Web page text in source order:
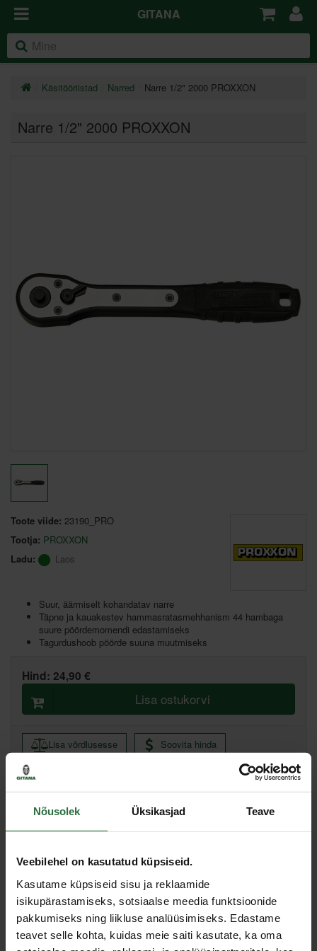
Nõusolek Üksikasjad Teave
Veebilehel on kasutatud küpsiseid.
Kasutame küpsiseid sisu ja reklaamide
isikupärastamiseks, sotsiaalse meedia funktsioonide
pakkumiseks ning liikluse analüüsimiseks. Edastame
teavet selle kohta, kuidas meie saiti kasutate, ka oma
GITANA
Käsitööriistad Narred Narre 1/2" 2000 PROXXON
Narre 1/2" 2000 PROXXON
Toote viide: 23190_PRO
Tootja: PROXXON
Ladu:
Laos
Suur, äärmiselt kohandatav narre
Täpne ja kauakestev hammasratasmehhanism 44 hambaga
suure pöördemomendi edastamiseks
Tagurdushoob pöörde suuna muutmiseks
Hind: 24,90 €
Lisa ostukorvi
Lisa võrdlusesse Soovita hinda
Muud laod, (eeldatav tarne, 3-6 tööpäeva)
Kirjeldus
Kiire vabastusnupp pea eemaldamiseks.
Mugav, pehme Dupont HYTREL käepide, millel on praktiline auk
riputamiseks.
Spetsifikatsioon